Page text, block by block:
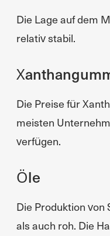
Die Lage auf dem
relativ stabil.
Die Preise für
meisten
verfügen.
Öle
Die Produktion
als auch roh. Die